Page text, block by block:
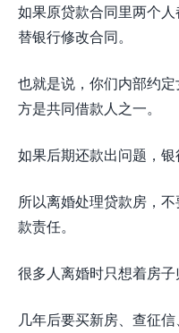
如果原贷款合同里两个
替银行修改合同。
也就是说，你们内部约
方是共同借款人之一。
如果后期还款出问题，银
所以离婚处理贷款房，
款责任。
很多人离婚时只想着房子
几年后要买新房、查征